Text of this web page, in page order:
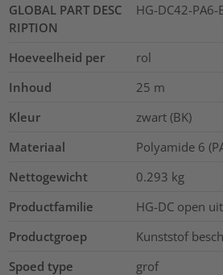
GLOBAL PART DESC
RIPTION
HG-DC42-PA6-
Hoeveelheid per
rol
Inhoud
25 m
Kleur
zwart (BK)
Materiaal
Polyamide 6
Nettogewicht
0.293 kg
Productfamilie
HG-DC open
Productgroep
Kunststof
Spoed type
grof